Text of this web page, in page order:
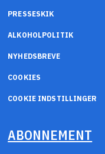
PRESSESKIK
ALKOHOLPOLITIK
NYHEDSBREVE
COOKIES
COOKIE INDSTILLINGER
ABONNEMENT